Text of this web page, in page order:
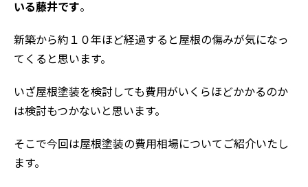
いる藤井です。
新築から約１０年ほど経過すると屋根の傷みが気になっ
てくると思います。
いざ屋根塗装を検討しても費用がいくらほどかかるのか
は検討もつかないと思います。
そこで今回は屋根塗装の費用相場についてご紹介いたし
ます。